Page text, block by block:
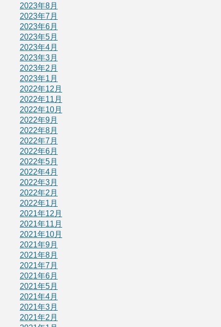
2023年8月
2023年7月
2023年6月
2023年5月
2023年4月
2023年3月
2023年2月
2023年1月
2022年12月
2022年11月
2022年10月
2022年9月
2022年8月
2022年7月
2022年6月
2022年5月
2022年4月
2022年3月
2022年2月
2022年1月
2021年12月
2021年11月
2021年10月
2021年9月
2021年8月
2021年7月
2021年6月
2021年5月
2021年4月
2021年3月
2021年2月